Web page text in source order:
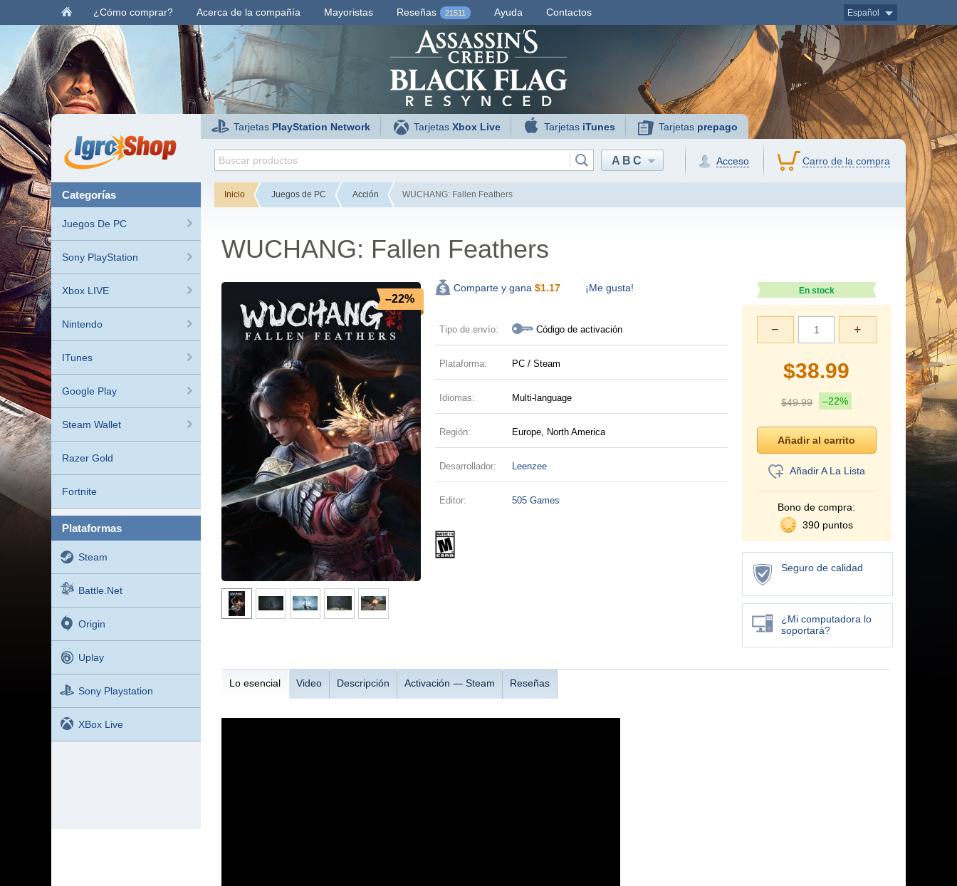
¿Cómo comprar? Acerca de la compañía Mayoristas Reseñas 21511 Ayuda Contactos Español
Tarjetas PlayStation Network TarjetasXbox Live Tarjetas iTunes Tarjetas prepago
ABC Acceso Carro de la compra
categorías
Juegos De PC
Sony PlayStation
Xbox LIVE
Nintendo
ITunes
Google Play
Steam Wallet
Razer Gold
Fortnite
plataformas
Steam
Battle.net
Origin
Uplay
Sony Playstation
XBox Live
Inicio Juegos de PC Acción WUCHANG: Fallen Feathers
WUCHANG: Fallen Feathers
–22%
¡Me gusta!
Comparte y gana $1.17
Tipo de envío: Código de activación
Plataforma: PC / Steam
Idiomas: Multi-language
Región: Europe, North America
Desarrollador: Leenzee
Editor: 505 Games
En stock
+
−
$38.99
$49.99 –22%
Añadir A La Lista
Bono de compra:
390 puntos
Seguro de calidad
¿Mi computadora lo
soportará?
Lo esencial Video Descripción Activación — Steam Reseñas